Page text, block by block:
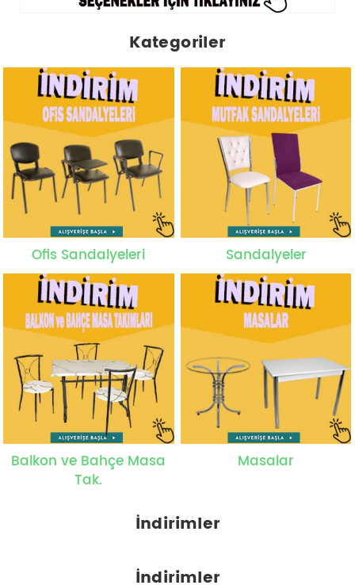
Kategoriler
Ofis Sandalyeleri Sandalyeler
Balkon ve Bahçe Masa
Tak.
Masalar
İndirimler
İndirimler